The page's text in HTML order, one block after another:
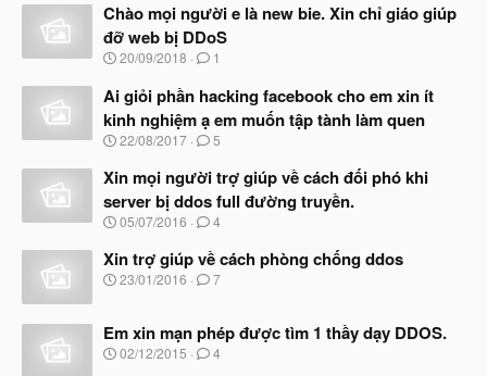
y
b
ắ
t
ầ
u
Chào mọi người e là new bie. Xin chỉ giáo giúp
đỡ web bị DDoS
N
à
y
b
ắ
đ
ầ
u
20/09/2018 1
Ai giỏi phần hacking facebook cho em xin ít
kinh nghiệm ạ em muốn tập tành làm quen
N
à
b
ắ
đ
ầ
22/08/2017 5
Xin mọi người trợ giúp về cách đối phó khi
server bị ddos full đường truyền.
N
à
y
b
đ
ầ
05/07/2016 4
Xin trợ giúp về cách phòng chống ddos
N
y
b
ắ
23/01/2016 7
Em xin mạn phép được tìm 1 thầy dạy DDOS.
N
02/12/2015 4